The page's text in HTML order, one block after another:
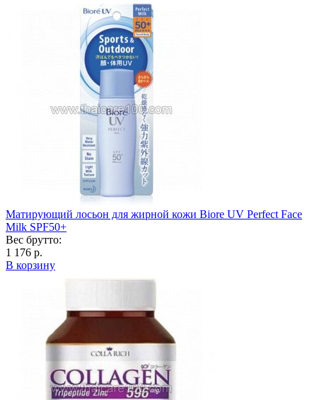
Матирующий лосьон для жирной кожи Biore UV Perfect Face
Milk SPF50+
Вес брутто:
1 176 р.
В корзину